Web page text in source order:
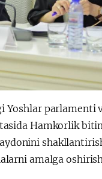
parlamenti
Hamkorlik
amalga